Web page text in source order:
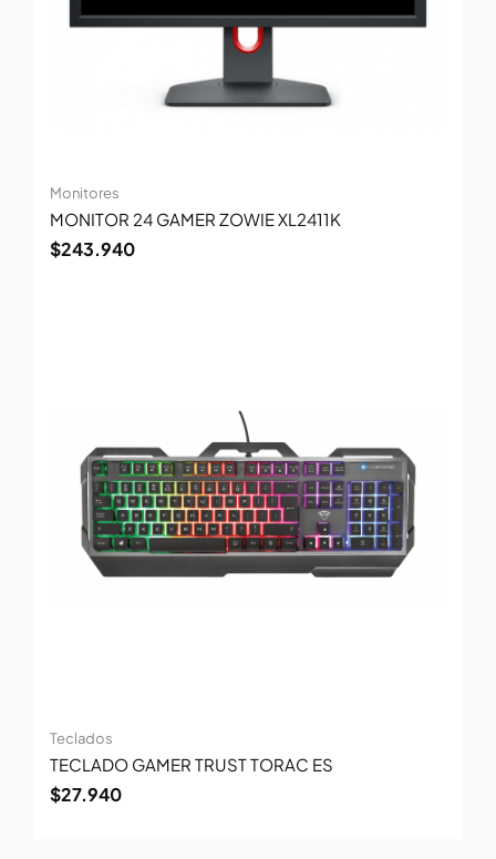
Monitores
MONITOR 24 GAMER ZOWIE XL2411K
$243.940
Teclados
TECLADO GAMER TRUST TORAC ES
$27.940